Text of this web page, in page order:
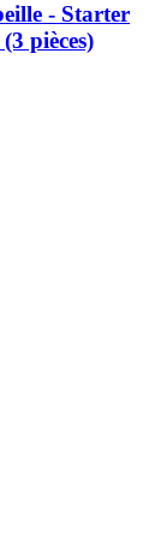
-​ Starter
pièces)